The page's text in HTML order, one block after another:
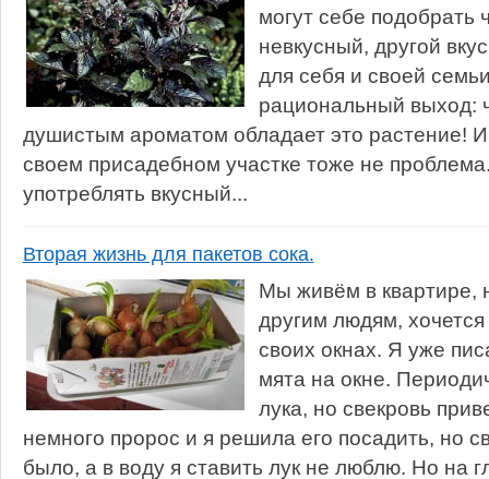
могут себе
невкусный, другой
для себя и своей
рациональный выход:
душистым ароматом обладает это растение!
своем присадебном участке тоже не
употреблять вкусный...
Вторая жизнь для пакетов сока.
Мы живём в квартире,
другим людям,
своих окнах. Я уже
мята на окне.
лука, но свекровь
немного пророс и я решила его посадить, но
было, а в воду я ставить лук не люблю. Но на